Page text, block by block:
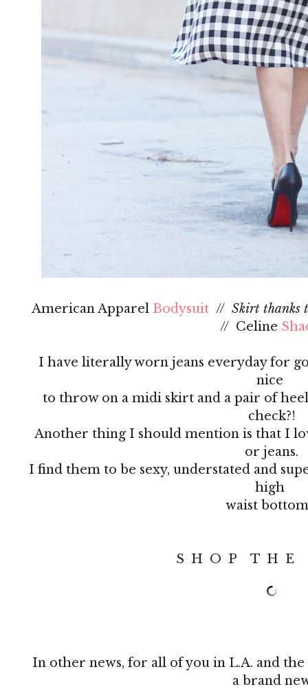
American Apparel Bodysuit // Skirt thanks
// Celine
I have literally worn jeans everyday for
nice
to throw on a midi skirt and a pair of
check?!
Another thing I should mention is that I
or jeans.
I find them to be sexy, understated and
high
waist
S H O P T H E
In other news, for all of you in L.A. and
a brand